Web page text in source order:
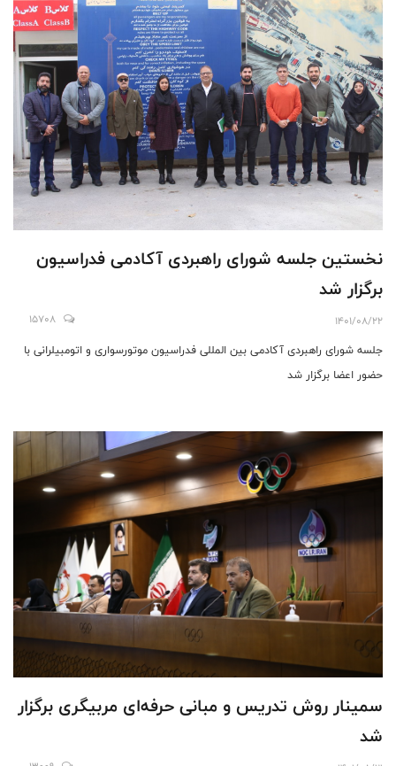
نخستین جلسه شورای راهبردی آکادمی فدراسیون
برگزار شد
1401/08/22
15708
جلسه شورای راهبردی آکادمی بین المللی فدراسیون موتورسواری و اتومبیلرانی با
حضور اعضا برگزار شد
سمینار روش تدریس و مبانی حرفه‌ای مربیگری برگزار
شد